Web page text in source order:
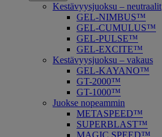
Kestävyysjuoksu – neutraalit
GEL-NIMBUS™
GEL-CUMULUS™
GEL-PULSE™
GEL-EXCITE™
Kestävyysjuoksu – vakaus
GEL-KAYANO™
GT-2000™
GT-1000™
Juokse nopeammin
METASPEED™
SUPERBLAST™
MAGIC SPEED™